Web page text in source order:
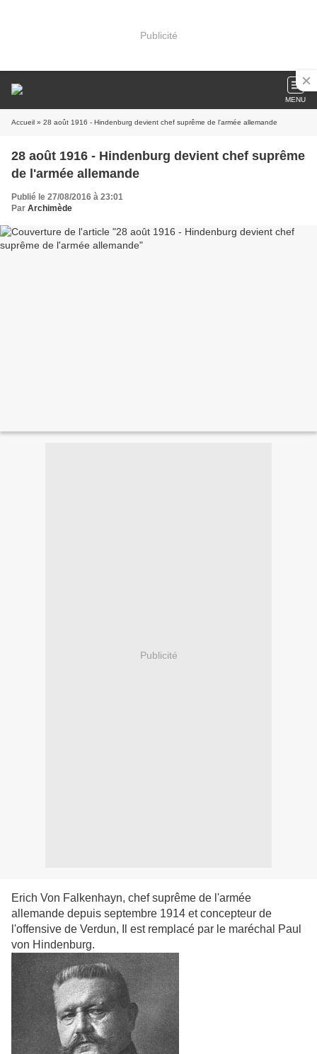
Publicité
MENU
Accueil » 28 août 1916 - Hindenburg devient chef suprême de l'armée allemande
28 août 1916 - Hindenburg devient chef suprême
de l'armée allemande
Publié le 27/08/2016 à 23:01
Par Archimède
Publicité
Erich Von Falkenhayn, chef suprême de l'armée
allemande depuis septembre 1914 et concepteur de
l'offensive de Verdun, Il est remplacé par le maréchal Paul
von Hindenburg.